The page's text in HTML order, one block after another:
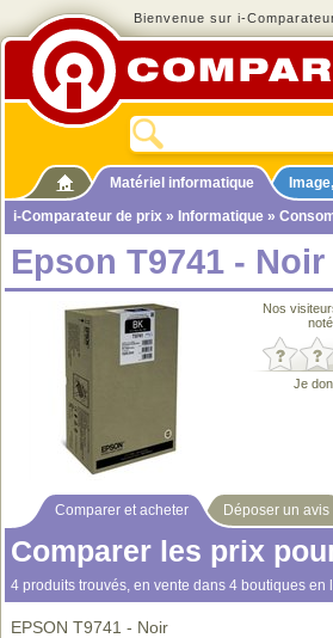
Bienvenue sur i-
Matériel informatique
i-Comparateur de prix » Informatique »
Epson T9741 - Noir
Nos
Je
Comparer et acheter Déposer un avis
Comparer les prix
4 produits trouvés, en vente dans 4 boutiques en
EPSON T9741 - Noir